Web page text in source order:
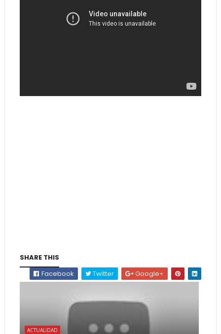
SHARE THIS
Facebook
Twitter Google+
ACTUALIDAD